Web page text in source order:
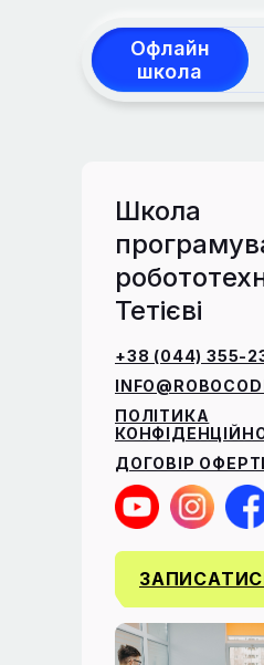
Офлайн
школа
Школа
Тетієві
ПОЛІТИКА
ДОГОВІР
+38 (044) 355-